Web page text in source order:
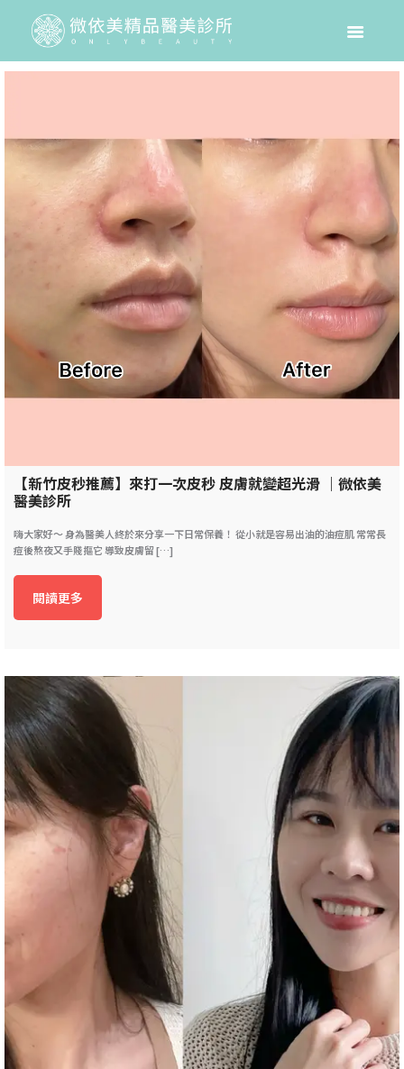
【新竹皮秒推薦】來打一次皮秒 皮膚就變超光滑 ｜微依美
醫美診所
嗨大家好～ 身為醫美人終於來分享一下日常保養！ 從小就是容易出油的油痘肌 常常長
痘後熬夜又手賤摳它 導致皮膚留 […]
閱讀更多